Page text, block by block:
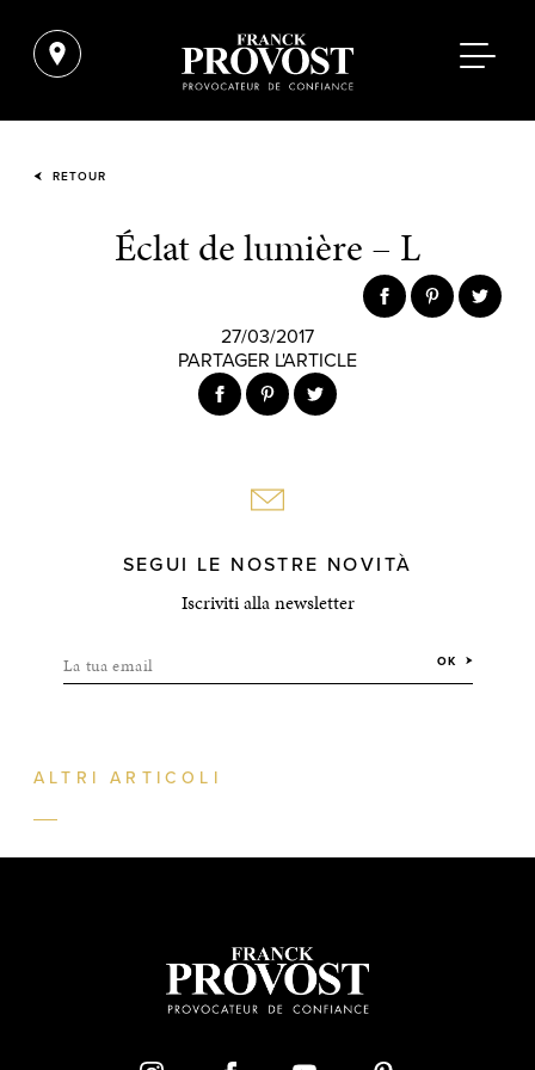
RETOUR
Éclat de lumière – L
27/03/2017
PARTAGER L'ARTICLE
SEGUI LE NOSTRE NOVITÀ
Iscriviti alla newsletter
La tua email OK
ALTRI ARTICOLI